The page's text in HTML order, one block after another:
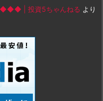
| 投資5ちゃんねる より